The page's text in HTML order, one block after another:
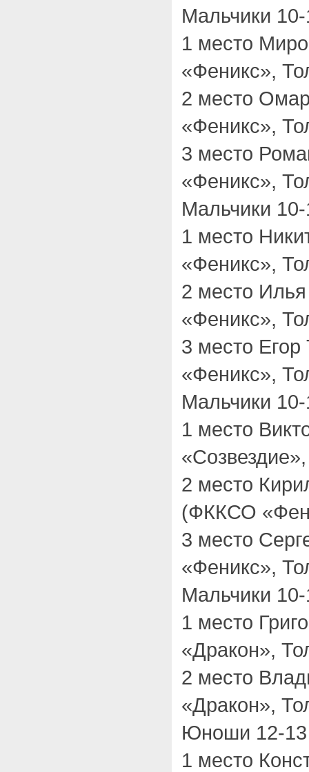
Мальчики 10-
1 место
«Феникс»,
2 место
«Феникс»,
3 место
«Феникс»,
Мальчики 10-
1 место
«Феникс»,
2 место
«Феникс»,
3 место
«Феникс»,
Мальчики 10-
1 место
2 место
(ФККСО
3 место
«Феникс»,
Мальчики
1 место
«Дракон»,
2 место
«Дракон»,
Юноши 12-13
1 место